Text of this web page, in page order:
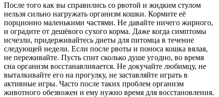
После того как вы справились со рвотой и жидким стулом
нельзя сильно нагружать организм кошки. Кормите её
порционно маленькими частями. Не давайте ничего жирного,
и оградите от дешёвого сухого корма. Даже когда симптомы
исчезли, придерживайтесь диеты для питомца в течение
следующей недели. Если после рвоты и поноса кошка вялая,
не переживайте. Пусть спит сколько душе угодно, во время
сна организм восстанавливается. Не докучайте любимцу, не
выталкивайте его на прогулку, не заставляйте играть в
активные игры. Часто после таких проблем организм
животного обезвожен и ему нужно время для восстановления.